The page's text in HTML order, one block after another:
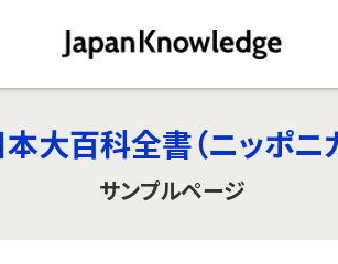
本大百科全書（ニッポニ
サンプルページ